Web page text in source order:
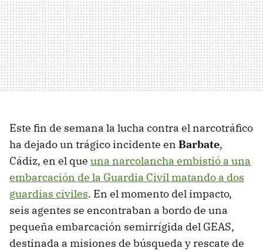
Este fin de semana la lucha contra el narcotráfico
ha dejado un trágico incidente en Barbate,
Cádiz, en el que una narcolancha embistió a una
embarcación de la Guardia Civil matando a dos
guardias civiles. En el momento del impacto,
seis agentes se encontraban a bordo de una
pequeña embarcación semirrígida del GEAS,
destinada a misiones de búsqueda y rescate de